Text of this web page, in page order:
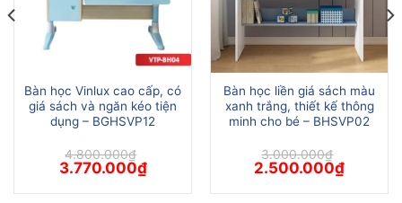
Bàn học Vinlux cao cấp, có
giá sách và ngăn kéo tiện
dụng – BGHSVP12
4.800.000₫
Giá
gốc
là:
3.770.000₫Giá
hiện
tại
Bàn học liền giá sách màu
xanh trắng, thiết kế thông
minh cho bé – BHSVP02
3.000.000₫
Giá
gốc
là:
2.500.000₫Giá
tại